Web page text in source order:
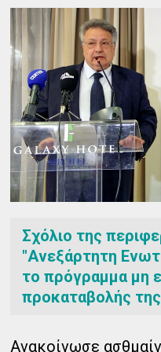
Σχόλιο της
"Ανεξάρτητη
το πρόγραμμα μη
προκαταβολής
Ανακοίνωσε